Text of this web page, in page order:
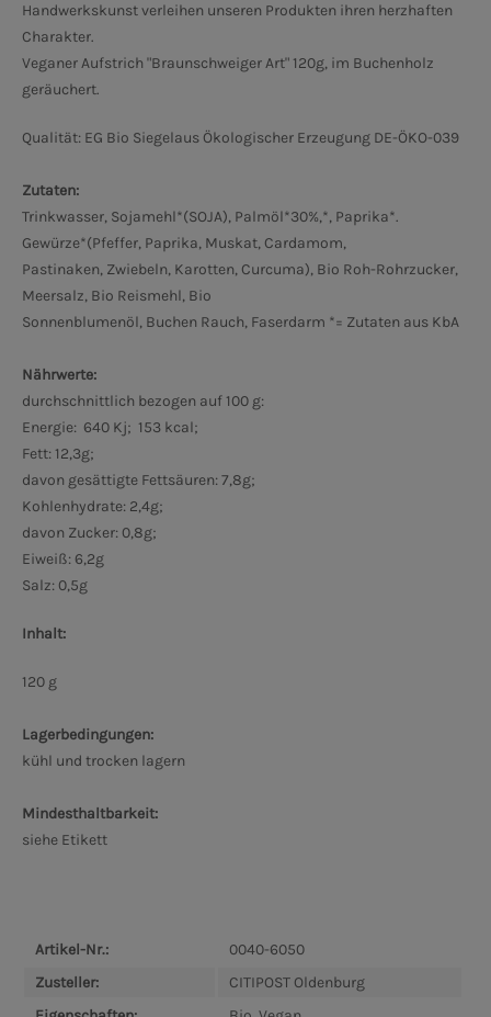
Handwerkskunst verleihen unseren Produkten ihren herzhaften
Charakter.
Veganer Aufstrich "Braunschweiger Art" 120g, im Buchenholz
geräuchert.
Qualität: EG Bio Siegelaus Ökologischer Erzeugung DE-ÖKO-039
Zutaten:
Trinkwasser, Sojamehl*(SOJA), Palmöl*30%,*, Paprika*.
Gewürze*(Pfeffer, Paprika, Muskat, Cardamom,
Pastinaken, Zwiebeln, Karotten, Curcuma), Bio Roh-Rohrzucker,
Meersalz, Bio Reismehl, Bio
Sonnenblumenöl, Buchen Rauch, Faserdarm *= Zutaten aus KbA
Nährwerte:
durchschnittlich bezogen auf 100 g:
Energie: 640 Kj; 153 kcal;
Fett: 12,3g;
davon gesättigte Fettsäuren: 7,8g;
Kohlenhydrate: 2,4g;
davon Zucker: 0,8g;
Eiweiß: 6,2g
Salz: 0,5g
Inhalt:
120 g
Lagerbedingungen:
kühl und trocken lagern
Mindesthaltbarkeit:
siehe Etikett
Artikel-Nr.:
0040-6050
Zusteller:
CITIPOST Oldenburg